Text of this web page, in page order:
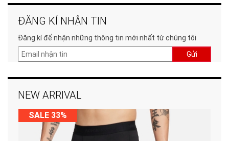
ĐĂNG KÍ NHẬN TIN
Đăng kí để nhận những thông tin mới nhất từ chúng tôi
Gửi
NEW ARRIVAL
SALE 33%